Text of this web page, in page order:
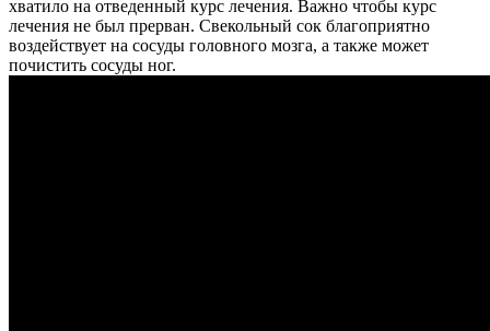
хватило на отведенный курс лечения. Важно чтобы курс
лечения не был прерван. Свекольный сок благоприятно
воздействует на сосуды головного мозга, а также может
почистить сосуды ног.